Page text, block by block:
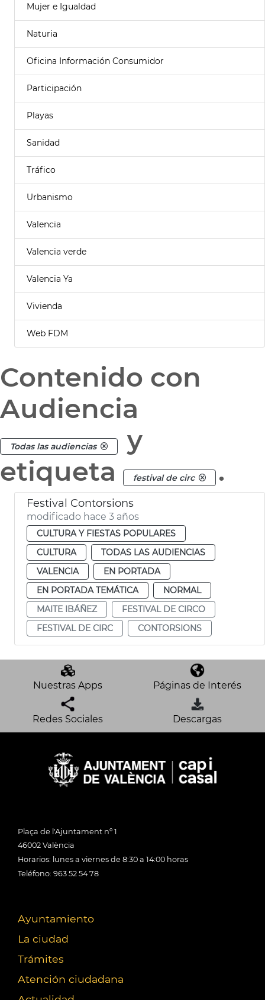
Mujer e Igualdad
Naturia
Oficina Información Consumidor
Participación
Playas
Sanidad
Tráfico
Urbanismo
Valencia
Valencia verde
Valencia Ya
Vivienda
Web FDM
Contenido con
Audiencia
Todas las audiencias
y
etiqueta
festival de circ .
Festival Contorsions
modificado hace 3 años
CULTURA Y FIESTAS POPULARES
CULTURA
TODAS LAS AUDIENCIAS
VALENCIA
EN PORTADA
EN PORTADA TEMÁTICA
NORMAL
MAITE IBÁÑEZ
FESTIVAL DE CIRCO
FESTIVAL DE CIRC
CONTORSIONS
Nuestras Apps Páginas de Interés
Redes Sociales Descargas
Plaça de l'Ajuntament nº 1
46002 València
Horarios: lunes a viernes de 8:30 a 14:00 horas
Teléfono: 963 52 54 78
Ayuntamiento
La ciudad
Trámites
Atención ciudadana